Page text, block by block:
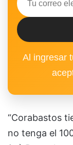
Al ingresar
“Corabastos
no tenga el